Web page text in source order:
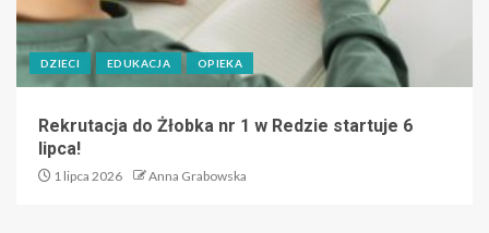
DZIECI EDUKACJA OPIEKA
Rekrutacja do Żłobka nr 1 w Redzie startuje 6
lipca!
1 lipca 2026 Anna Grabowska